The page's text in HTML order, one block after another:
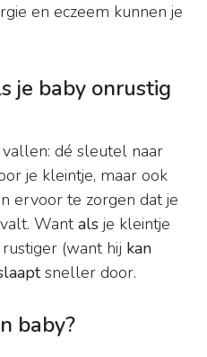
en eczeem kunnen je
je baby onrustig
dé sleutel naar
je kleintje, maar ook
ervoor te zorgen dat je
valt. Wantals je kleintje
(want hij kan
sneller door.
baby?